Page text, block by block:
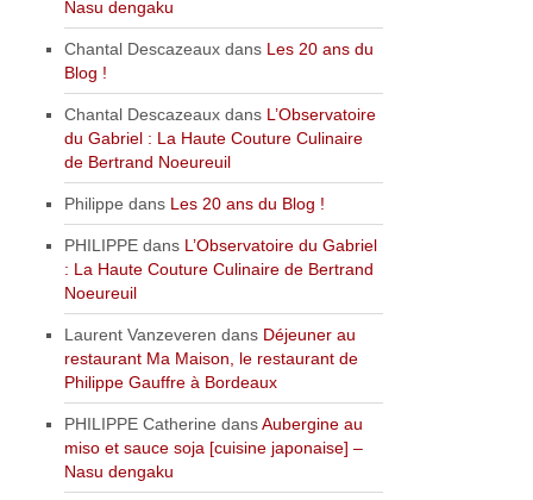
Nasu dengaku
Chantal Descazeaux dans Les 20 ans du
Blog !
Chantal Descazeaux dans L’Observatoire
du Gabriel : La Haute Couture Culinaire
de Bertrand Noeureuil
Philippe dans Les 20 ans du Blog !
PHILIPPE dans L’Observatoire du Gabriel
: La Haute Couture Culinaire de Bertrand
Noeureuil
Laurent Vanzeveren dans Déjeuner au
restaurant Ma Maison, le restaurant de
Philippe Gauffre à Bordeaux
PHILIPPE Catherine dansAubergine au
miso et sauce soja [cuisine japonaise] –
Nasu dengaku